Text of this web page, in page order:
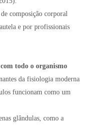
composição corporal
e por profissionais
todo o organismo
da fisiologia moderna
funcionam como um
glândulas, como a